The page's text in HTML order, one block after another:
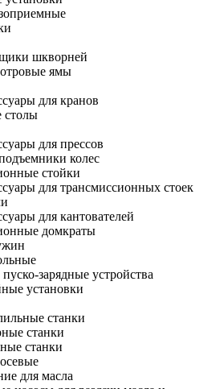
шкворней
ямы
для кранов
столы
для прессов
колес
стойки
для трансмиссионных стоек
для кантователей
домкраты
зарядные устройства
установки
станки
станки
станки
для масла